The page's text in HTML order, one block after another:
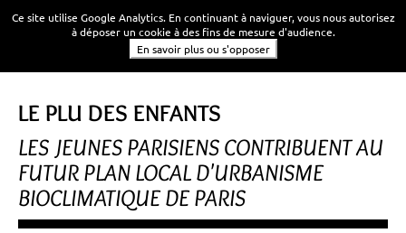
LE PLU DES ENFANTS
LES JEUNES PARISIENS CONTRIBUENT AU
FUTUR PLAN LOCAL D'URBANISME
BIOCLIMATIQUE DE PARIS
Ce site utilise Google Analytics. En continuant à naviguer, vous nous autorisez
à déposer un cookie à des fins de mesure d'audience.
En savoir plus ou s'opposer